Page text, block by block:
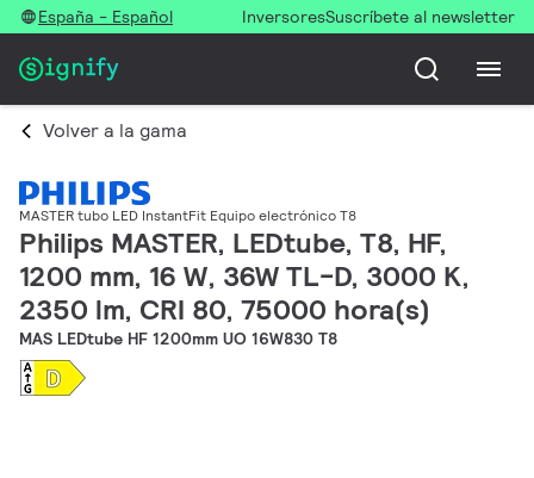
España - Español InversoresSuscríbete al newsletter
Volver a la gama
MASTER tubo LED InstantFit Equipo electrónico T8
Philips MASTER, LEDtube, T8, HF,
1200 mm, 16 W, 36W TL-D, 3000 K,
2350 lm, CRI 80, 75000 hora(s)
MAS LEDtube HF 1200mm UO 16W830 T8